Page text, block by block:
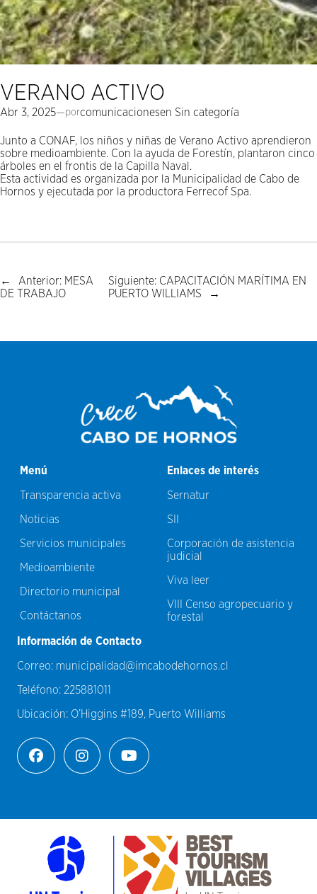
VERANO ACTIVO
Abr 3, 2025—porcomunicacionesen Sin categoría
Junto a CONAF, los niños y niñas de Verano Activo aprendieron
sobre medioambiente. Con la ayuda de Forestín, plantaron cinco
árboles en el frontis de la Capilla Naval.
Esta actividad es organizada por la Municipalidad de Cabo de
Hornos y ejecutada por la productora Ferrecof Spa.
← Anterior: MESA
DE TRABAJO
Siguiente: CAPACITACIÓN MARÍTIMA EN
PUERTO WILLIAMS
→
Menú
Transparencia activa
Noticias
Servicios municipales
Medioambiente
Directorio municipal
Contáctanos
Enlaces de interés
Sernatur
SII
Corporación de asistencia
judicial
Viva leer
VIII Censo agropecuario y
forestal
Información de Contacto
Correo: municipalidad@imcabodehornos.cl
Teléfono: 225881011
Ubicación: O’Higgins #189, Puerto Williams